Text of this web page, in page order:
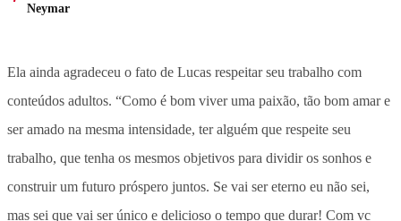
Neymar
Ela ainda agradeceu o fato de Lucas respeitar seu trabalho com
conteúdos adultos. “Como é bom viver uma paixão, tão bom amar e
ser amado na mesma intensidade, ter alguém que respeite seu
trabalho, que tenha os mesmos objetivos para dividir os sonhos e
construir um futuro próspero juntos. Se vai ser eterno eu não sei,
mas sei que vai ser único e delicioso o tempo que durar! Com vc